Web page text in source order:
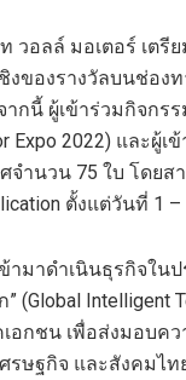
วอลล์ มอเตอร์ เต
งของรางวัลบนช่อ
กนี้ ผู้เข้าร่วมกิจก
Expo 2022) และผู้
ำนวน 75 ใบ โดยส
ตั้งแต่วันที่ 1
มาดำเนินธุรกิจใน
(Global Intelligent
อกชน เพื่อส่งมอบค
รษฐกิจ และสังคมไ